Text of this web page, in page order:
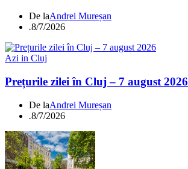
De laAndrei Mureșan
.8/7/2026
Azi in Cluj
Prețurile zilei în Cluj – 7 august 2026
De laAndrei Mureșan
.8/7/2026